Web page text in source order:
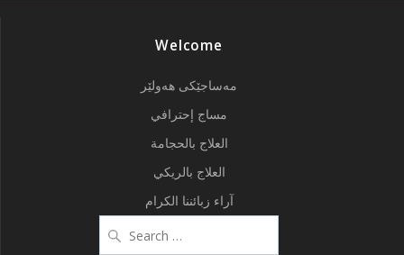
Welcome
مەساجێکی هەولێر
مساج إحترافي
العلاج بالحجامة
العلاج بالريكي
آراء زبائننا الكرام
for: